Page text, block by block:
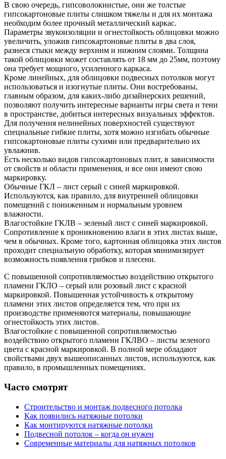
В свою очередь, гипсоволокнистые, они же толстые
гипсокартоновые плиты слишком тяжелы и для их монтажа
необходим более прочный металлический каркас.
Параметры звукоизоляции и огнестойкость облицовки можно
увеличить, уложив гипсокартоновые плиты в два слоя,
разнеся стыки между верхним и нижним слоями. Толщина
такой облицовки может составлять от 18 мм до 25мм, поэтому
она требует мощного, усиленного каркаса.
Кроме линейных, для облицовки подвесных потолков могут
использоваться и изогнутые плиты. Они востребованы,
главным образом, для каких-либо дизайнерских решений,
позволяют получить интересные варианты игры света и тени
в пространстве, добиться интересных визуальных эффектов.
Для получения нелинейных поверхностей существуют
специальные гибкие плиты, хотя можно изгибать обычные
гипсокартоновые плиты сухими или предварительно их
увлажнив.
Есть несколько видов гипсокартоновых плит, в зависимости
от свойств и области применения, и все они имеют свою
маркировку.
Обычные ГКЛ – лист серый с синей маркировкой.
Используются, как правило, для внутренней облицовки
помещений с пониженным и нормальным уровнем
влажности.
Влагостойкие ГКЛВ – зеленый лист с синей маркировкой.
Сопротивление к проникновению влаги в этих листах выше,
чем в обычных. Кроме того, картонная облицовка этих листов
проходит специальную обработку, которая минимизирует
возможность появления грибков и плесени.
С повышенной сопротивляемостью воздействию открытого
пламени ГКЛО – серый или розовый лист с красной
маркировкой. Повышенная устойчивость к открытому
пламени этих листов определяется тем, что при их
производстве применяются материалы, повышающие
огнестойкость этих листов.
Влагостойкие с повышенной сопротивляемостью
воздействию открытого пламени ГКЛВО – листы зеленого
цвета с красной маркировкой. В полной мере обладают
свойствами двух вышеописанных листов, используются, как
правило, в промышленных помещениях.
Часто смотрят
Строительство и монтаж подвесного потолка
Как появились натяжные потолки
Как монтируются натяжные потолки
Подвесной потолок – когда он нужен
Современные материалы для натяжных потолков